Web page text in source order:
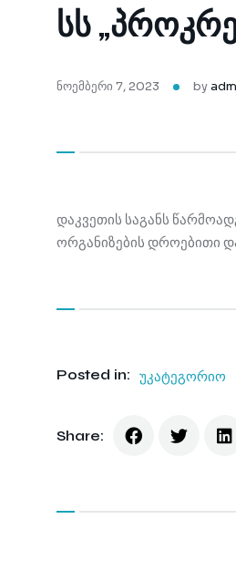
სს
ნოემბერი 7, 2023 by
დაკვეთის საგანს
ორგანიზების დროებითი
Posted in: უკატეგორიო
Share: